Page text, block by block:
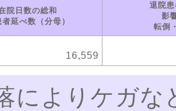
院日数の総和
延べ数（分母）
退院
影
転倒
16,559
によりケガな